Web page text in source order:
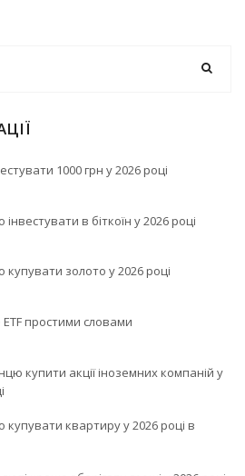
1000 грн у 2026 році
в біткоїн у 2026 році
купувати золото у 2026 році
простими словами
купити акції іноземних компаній у
купувати квартиру у 2026 році в